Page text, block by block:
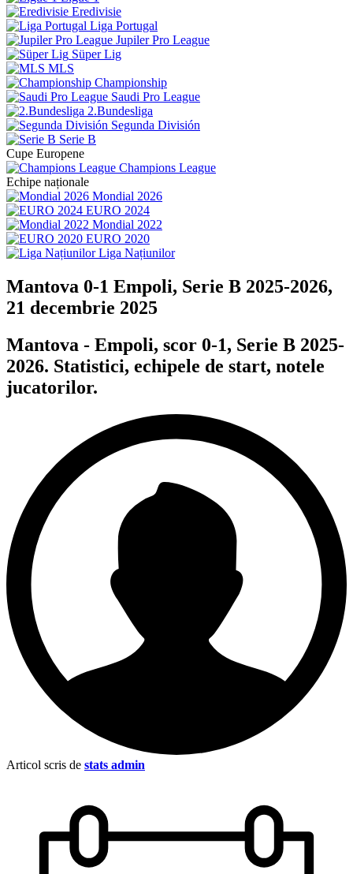
Eredivisie
Liga Portugal
Jupiler Pro League
Süper Lig
MLS
Championship
Saudi Pro League
2.Bundesliga
Segunda División
Serie B
Cupe Europene
Champions League
Echipe naționale
Mondial 2026
EURO 2024
Mondial 2022
EURO 2020
Liga Națiunilor
Mantova 0-1 Empoli, Serie B 2025-2026,
21 decembrie 2025
Mantova - Empoli, scor 0-1, Serie B 2025-
2026. Statistici, echipele de start, notele
jucatorilor.
Articol scris de stats admin